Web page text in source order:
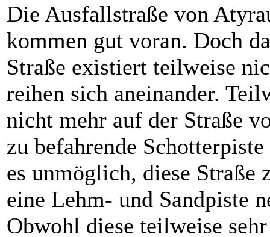
Die Ausfallstraße von
kommen gut voran. Doch
Straße existiert teilweise
reihen sich aneinander.
nicht mehr auf der Straße
zu befahrende
es unmöglich, diese Straße
eine Lehm- und Sandpiste
Obwohl diese teilweise